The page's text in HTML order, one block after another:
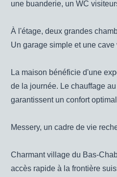
une buanderie, un WC
À l'étage, deux grandes
Un garage simple et une
La maison bénéficie d'une
de la journée. Le chauffage
garantissent un confort
Messery, un cadre de vie
Charmant village du Bas-
accès rapide à la frontière